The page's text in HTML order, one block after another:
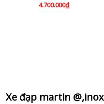
4.700.000₫
Xe đạp martin @,inox